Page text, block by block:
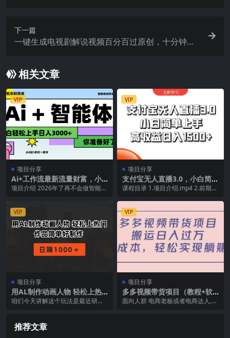
下一篇
一键生成电视剧解说视频百分百过原创，十分钟一
相关文章
VIP
项目分享
Ai+工作流最新流量财富，小
白必学项目日入3000+
项目介绍 2026年了再不会做智能体
VIP
项目分享
支付宝无人直播3.0，小白简单
上手，高收益日入1500+
课程目录 1.项目介绍.mp4 2.前期准
户...
VIP
项目分享
用AL制作动画人物 轻松上热
门 作品简单好制作 日赚1000
咱们今天讲解这个玩法是最近研发
VIP
项目分享
多多视频带货项目（教程+软
件）
面向人群 电商老板或者电商达人,
推荐文章